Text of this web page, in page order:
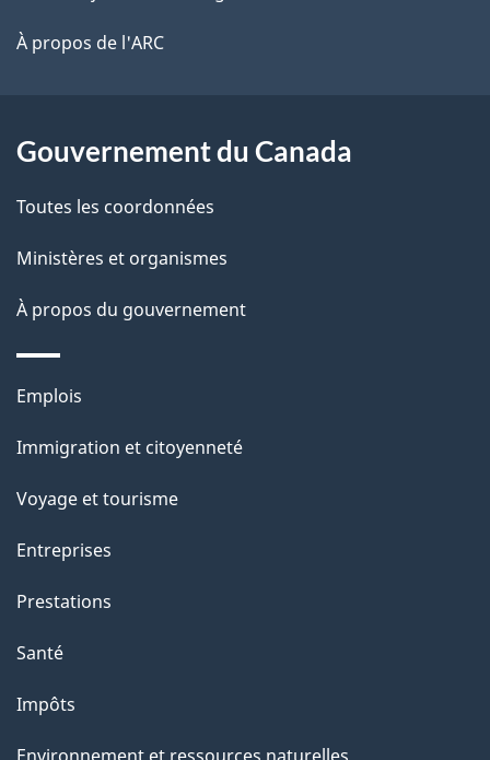
l
a
a
g
e
é
t
a
t
i
n
s
r
c
t
t
p
a
e
site
À propos de l'ARC
Gouvernement du Canada
Toutes les coordonnées
Ministères et organismes
À propos du gouvernement
Thèmes
sujets
Emplois
Immigration et citoyenneté
Voyage et tourisme
Entreprises
Prestations
Santé
Impôts
Environnement et ressources naturelles